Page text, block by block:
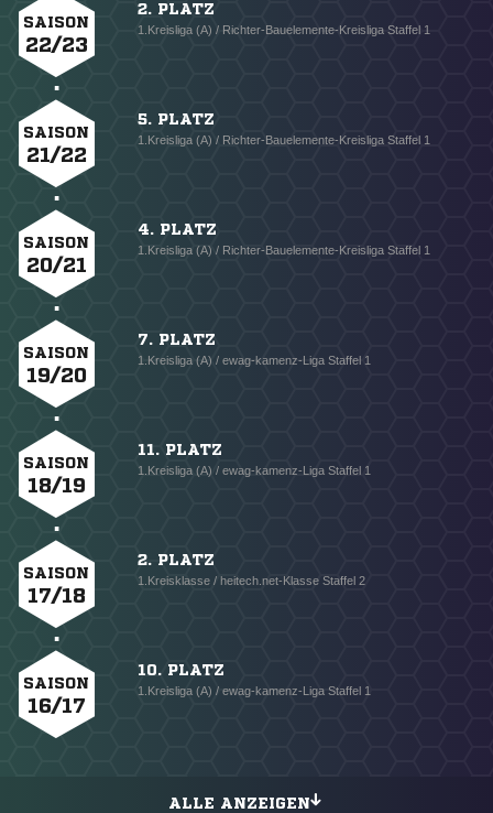
SAISON
22/23
2. PLATZ
1.Kreisliga (A) / Richter-Bauelemente-Kreisliga Staffel 1
SAISON
21/22
5. PLATZ
1.Kreisliga (A) / Richter-Bauelemente-Kreisliga Staffel 1
SAISON
20/21
4. PLATZ
1.Kreisliga (A) / Richter-Bauelemente-Kreisliga Staffel 1
SAISON
19/20
7. PLATZ
1.Kreisliga (A) / ewag-kamenz-Liga Staffel 1
SAISON
18/19
11. PLATZ
1.Kreisliga (A) / ewag-kamenz-Liga Staffel 1
SAISON
17/18
2. PLATZ
1.Kreisklasse / heitech.net-Klasse Staffel 2
SAISON
16/17
10. PLATZ
1.Kreisliga (A) / ewag-kamenz-Liga Staffel 1
ALLE ANZEIGEN